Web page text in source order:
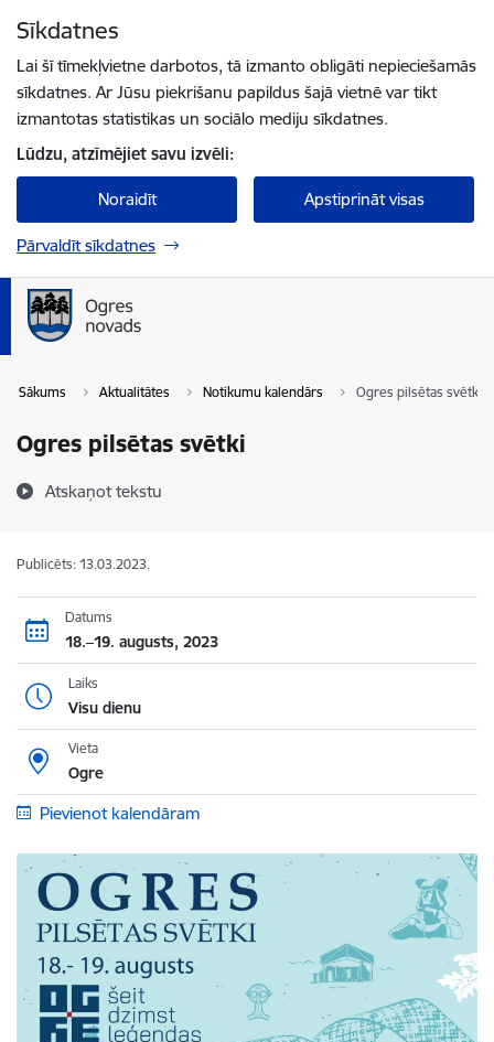
Sīkdatnes
Lai šī tīmekļvietne darbotos, tā izmanto obligāti nepieciešamās
sīkdatnes. Ar Jūsu piekrišanu papildus šajā vietnē var tikt
izmantotas statistikas un sociālo mediju sīkdatnes.
Lūdzu, atzīmējiet savu izvēli:
Noraidīt Apstiprināt visas
Pārvaldīt sīkdatnes
Sākums Aktualitātes Notikumu kalendārs Ogres pilsētas svētki
Ogres pilsētas svētki
Atskaņot tekstu
Publicēts: 13.03.2023.
Datums
18.–19. augusts, 2023
Laiks
Visu dienu
Vieta
Ogre
Pievienot kalendāram